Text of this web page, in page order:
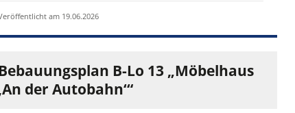
am 19.06.2026
B-Lo 13 „Möbelhaus
der Autobahn‘“